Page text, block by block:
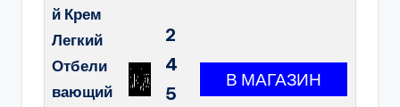
й Крем
Легкий
Отбели
вающий
2
4
5